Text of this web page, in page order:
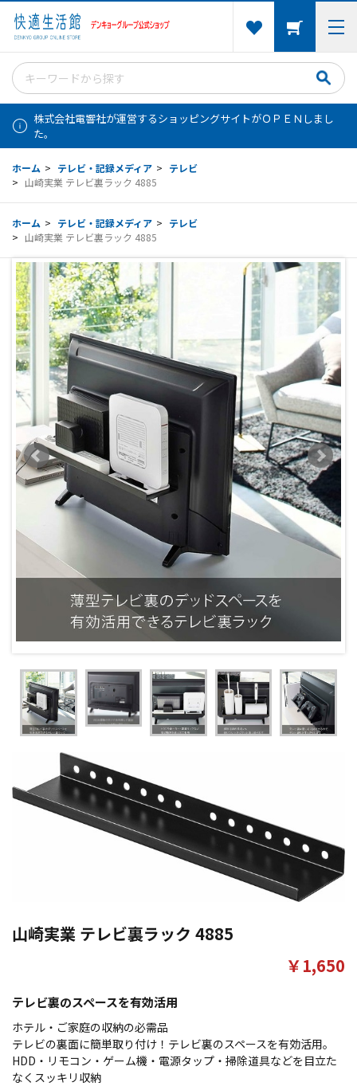
株式会社電響社が運営するショッピングサイトがＯＰＥＮしまし
た。
ホーム > テレビ・記録メディア > テレビ
> 山崎実業 テレビ裏ラック 4885
ホーム > テレビ・記録メディア > テレビ
> 山崎実業 テレビ裏ラック 4885
山崎実業 テレビ裏ラック 4885
テレビ裏のスペースを有効活用
￥1,650
ホテル・ご家庭の収納の必需品
テレビの裏面に簡単取り付け！テレビ裏のスペースを有効活用。
HDD・リモコン・ゲーム機・電源タップ・掃除道具などを目立た
なくスッキリ収納